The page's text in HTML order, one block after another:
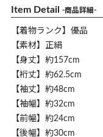
Item Detail -商品詳細-
【着物ランク】優品
【素材】正絹
【身丈】約157cm
【裄丈】約62.5cm
【袖丈】約48cm
【袖幅】約32cm
【前幅】約24cm
【後幅】約30cm